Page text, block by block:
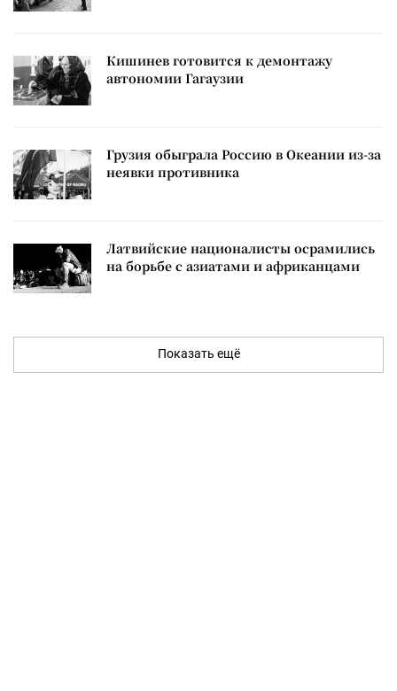
Кишинев готовится к демонтажу
автономии Гагаузии
Грузия обыграла Россию в Океании из-за
неявки противника
Латвийские националисты осрамились
на борьбе с азиатами и африканцами
Показать ещё